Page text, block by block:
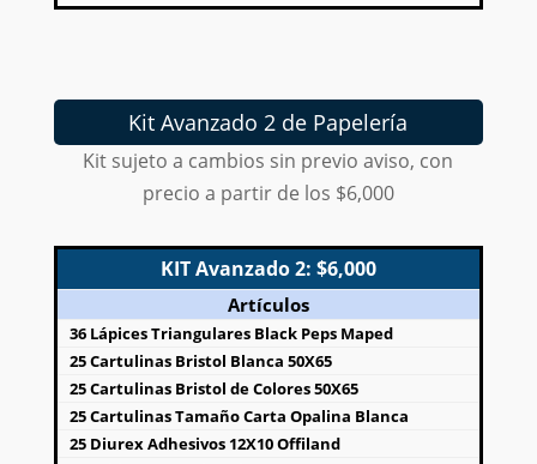
12 Pegamentos Blancos de 20gr Pega Quip
11 Lápices No.2 Hexagonales Neón Baco
10 Cartulinas Iris Pliego 50X65
10 Diamantinas Azúcar con 15 bolsitas de 10gr
10 Gomas de Migajón M40 Pelikan
10 Lápices Duo Grafito/Rojo Smart
10 Pinturas para Cartel de 20ml Baco
6 Cuadernos Franceses con Espiral a Cuadros C-7
con 100 Hojas
6 Cuadernos Franceses con Espiral a Rayas con 100
Hojas
6 Cuadernos Italianos con Espiral con 100 Hojas
Blancas
Kit Avanzado 2 de Papelería
Kit sujeto a cambios sin previo aviso, con
precio a partir de los $6,000
KIT Avanzado 2: $6,000
Artículos
36 Lápices Triangulares Black Peps Maped
25 Cartulinas Bristol Blanca 50X65
25 Cartulinas Bristol de Colores 50X65
25 Cartulinas Tamaño Carta Opalina Blanca
25 Diurex Adhesivos 12X10 Offiland